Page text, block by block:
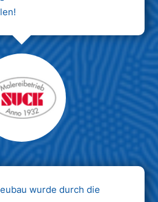
wurde durch die